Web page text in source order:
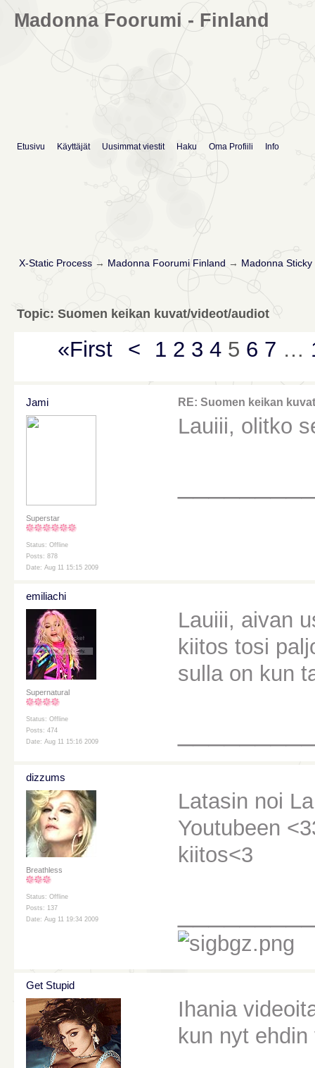
Madonna Foorumi - Finland
Etusivu Käyttäjät Uusimmat viestit Haku Oma Profiili Info
X-Static Process→ Madonna Foorumi Finland → Madonna
Topic: Suomen keikan kuvat/videot/audiot
«First < 1 2 3 45 6 7 …
Jami
Superstar
Status: Offline
Posts: 878
Date: Aug 11 15:15 2009
RE: Suomen keikan
Lauiii, olitko
emiliachi
Supernatural
Status: Offline
Posts: 474
Date: Aug 11 15:16 2009
Lauiii, aivan
kiitos tosi
sulla on kun
dizzums
Breathless
Status: Offline
Posts: 137
Date: Aug 11 19:34 2009
Latasin noi
Youtubeen
kiitos<3
Get Stupid
Ihania
kun nyt